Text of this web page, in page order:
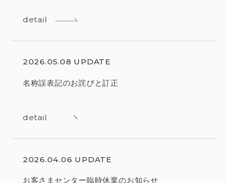
detail
2026.05.08 UPDATE
名称誤表記のお詫びと訂正
detail
2026.04.06 UPDATE
お客さまセンター臨時休業のお知らせ